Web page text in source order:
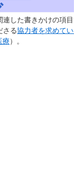
連した書きかけの項目
さる協力者を求めて
療）。